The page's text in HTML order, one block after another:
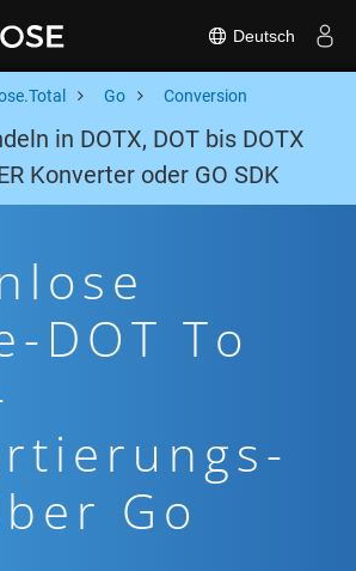
Deutsch
Go Conversion
in DOTX, DOT bis DOTX
Konverter oder GO SDK
DOT To
Go